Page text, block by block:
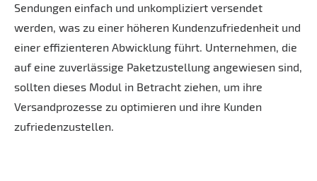
Sendungen einfach und unkompliziert versendet
werden, was zu einer höheren Kundenzufriedenheit und
einer effizienteren Abwicklung führt. Unternehmen, die
auf eine zuverlässige Paketzustellung angewiesen sind,
sollten dieses Modul in Betracht ziehen, um ihre
Versandprozesse zu optimieren und ihre Kunden
zufriedenzustellen.